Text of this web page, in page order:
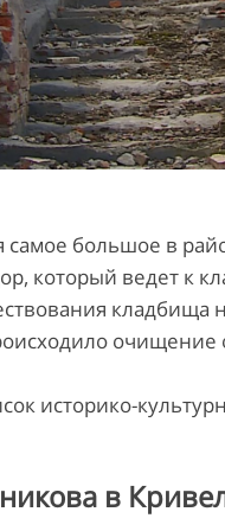
большое в
который ведет к
кладбища
очищение
историко-
в